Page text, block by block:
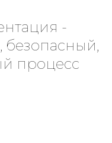
-
безопасный,
процесс